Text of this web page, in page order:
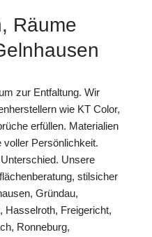
Räume
zur Entfaltung. Wir
wie KT Color,
erfüllen. Materialien
Persönlichkeit.
Unsere
stilsicher
Gründau,
Hasselroth, Freigericht,
Ronneburg,